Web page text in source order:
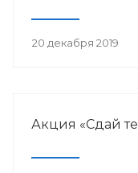
20 декабря 2019
Акция «Сдай